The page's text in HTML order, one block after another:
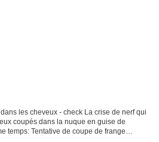
les cheveux - check La crise de nerf qui
coupés dans la nuque en guise de
temps: Tentative de coupe de frange